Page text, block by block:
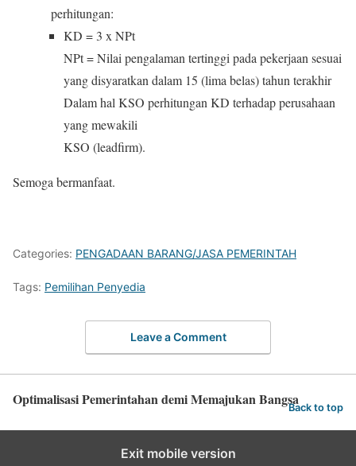
perhitungan:
KD = 3 x NPt
NPt = Nilai pengalaman tertinggi pada pekerjaan sesuai
yang disyaratkan dalam 15 (lima belas) tahun terakhir
Dalam hal KSO perhitungan KD terhadap perusahaan
yang mewakili
KSO (leadfirm).
Semoga bermanfaat.
Categories: PENGADAAN BARANG/JASA PEMERINTAH
Tags: Pemilihan Penyedia
Leave a Comment
Optimalisasi Pemerintahan demi Memajukan BangsaBack to top
Exit mobile version